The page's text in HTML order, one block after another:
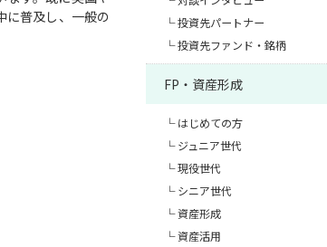
に普及し、一般の
投資先パートナー
投資先ファンド・銘柄
FP・資産形成
はじめての方
ジュニア世代
現役世代
シニア世代
資産形成
資産活用